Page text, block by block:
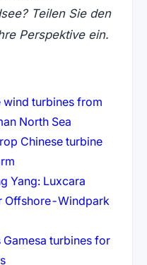
Teilen Sie den
Perspektive ein.
turbines from
North Sea(öffnet in
Chinese turbine
(öffnet in neuem Tab)
Yang: Luxcara
Offshore-Windpark
turbines for
(öffnet in neuem Tab)